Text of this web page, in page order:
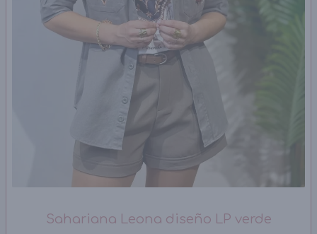
Sahariana Leona diseño LP verde